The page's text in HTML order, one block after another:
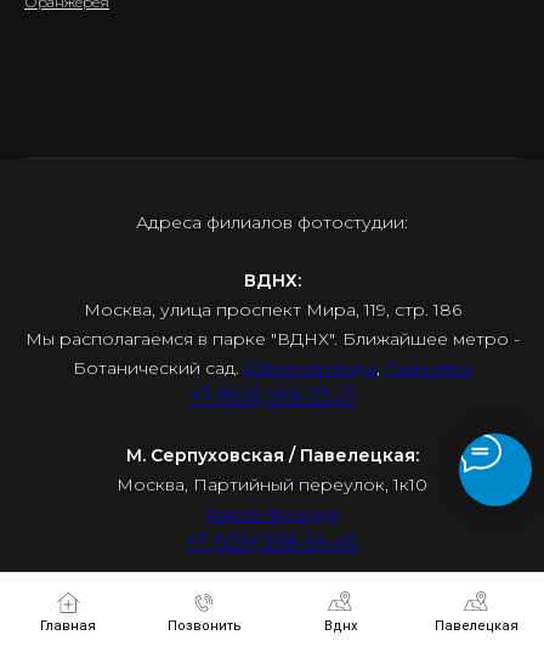
Главная Позвонить Вднх Павелецкая
Адреса филиалов фотостудии:
ВДНХ:
Москва, улица проспект Мира, 119, стр. 186
Мы располагаемся в парке "ВДНХ". Ближайшее метро -
Ботанический сад.
Карта проезда Парковка
+7 (903) 596-23-21
М. Серпуховская / Павелецкая:
Москва, Партийный переулок, 1к10
Карта проезда
+7 (925) 558-56-45